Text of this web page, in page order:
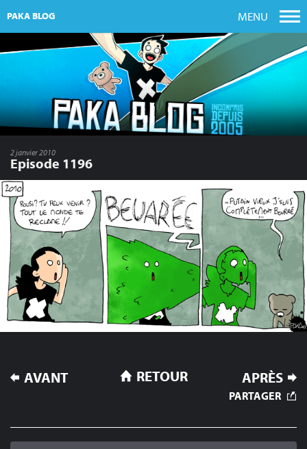
PAKA BLOG MENU
2 janvier 2010
Episode 1196
NAVIGATION
DE
AVANT APRÈS
RETOUR
PARTAGER